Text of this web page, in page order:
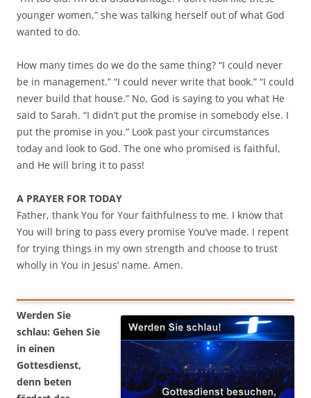
younger women,” she was talking herself out of what God
wanted to do.
How many times do we do the same thing? “I could never
be in management.” “I could never write that book.” “I could
never build that house.” No, God is saying to you what He
said to Sarah. “I didn’t put the promise in somebody else. I
put the promise in you.” Look past your circumstances
today and look to God. The one who promised is faithful,
and He will bring it to pass!
A PRAYER FOR TODAY
Father, thank You for Your faithfulness to me. I know that
You will bring to pass every promise You’ve made. I repent
for trying things in my own strength and choose to trust
wholly in You in Jesus’ name. Amen.
Werden Sie
schlau: Gehen Sie
in einen
Gottesdienst,
denn beten